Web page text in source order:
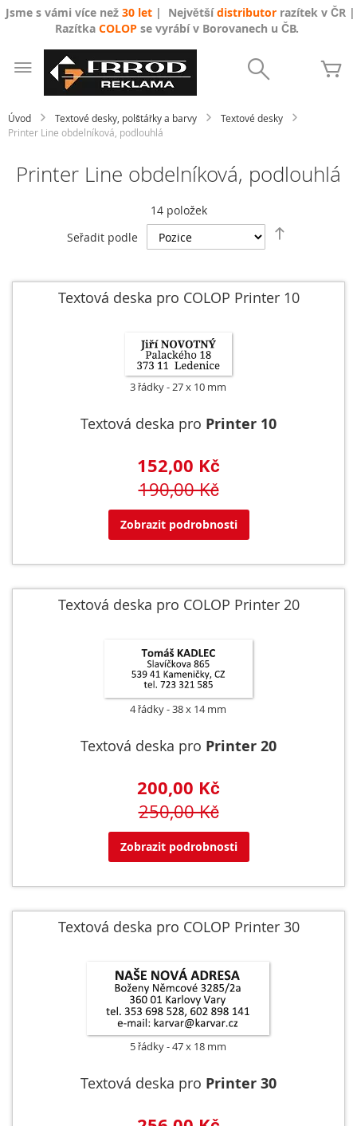
Jsme s vámi více než 30 let| Největšídistributorrazítek v ČR |
Razítka COLOP se vyrábí v Borovanech u ČB.
Přejít
na
obsah
Úvod Textové desky, polštářky a barvy
Textové desky
Printer Line obdelníková, podlouhlá
Printer Line obdelníková, podlouhlá
14položek
Seřadit podle
Textová deska pro COLOP Printer 10
3 řádky 27 x 10 mm
Textová deska pro Printer 10
152,00 Kč
190,00 Kč
Zobrazit podrobnosti
Textová deska pro COLOP Printer 20
4 řádky 38 x 14 mm
Textová deska pro Printer 20
200,00 Kč
250,00 Kč
Zobrazit podrobnosti
Textová deska pro COLOP Printer 30
5 řádky 47 x 18 mm
Textová deska pro Printer 30